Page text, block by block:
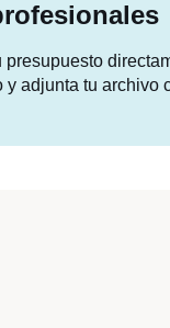
presupuesto
y adjunta tu archivo